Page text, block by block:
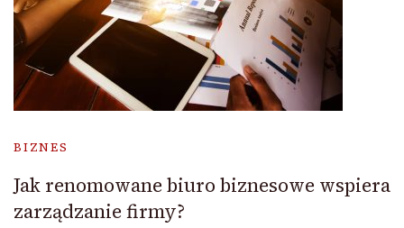
BIZNES
Jak renomowane biuro biznesowe wspiera
zarządzanie firmy?